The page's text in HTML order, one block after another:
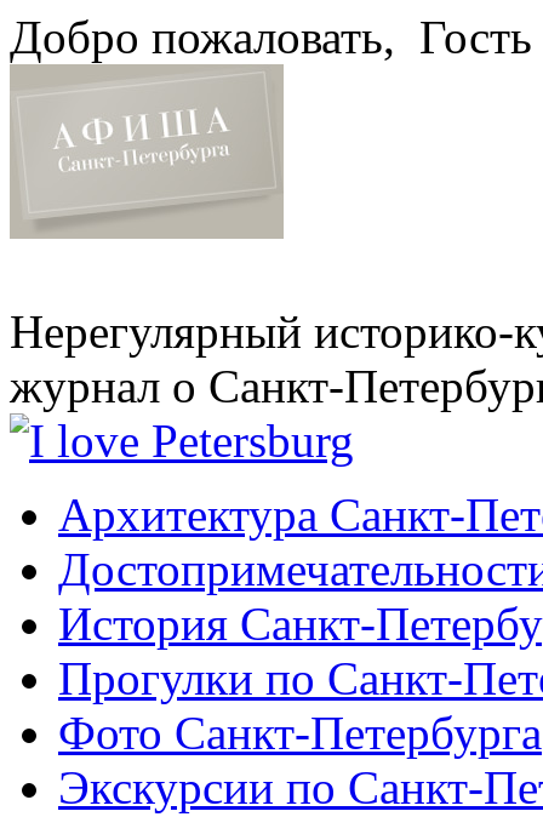
Добро пожаловать, Гость
Нерегулярный историко-
журнал о Санкт-
Архитектура Санкт-
История Санкт-
Прогулки по Санкт-
Фото Санкт-Петербурга
Экскурсии по Санкт-